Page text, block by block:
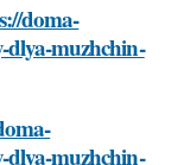
doma-
dlya-muzhchin-
dlya-muzhchin-